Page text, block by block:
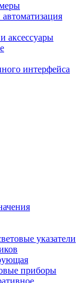
аксессуары
интерфейса
указатели
приборы